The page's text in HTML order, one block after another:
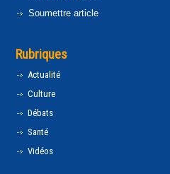
Soumettre article
Rubriques
Actualité
Culture
Débats
Santé
Vidéos